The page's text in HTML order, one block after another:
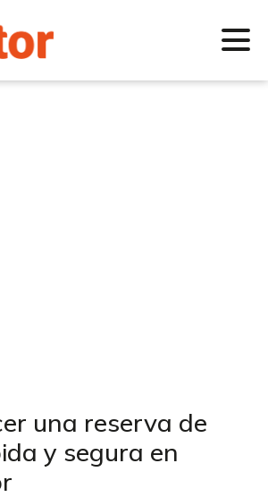
una reserva de
y segura en